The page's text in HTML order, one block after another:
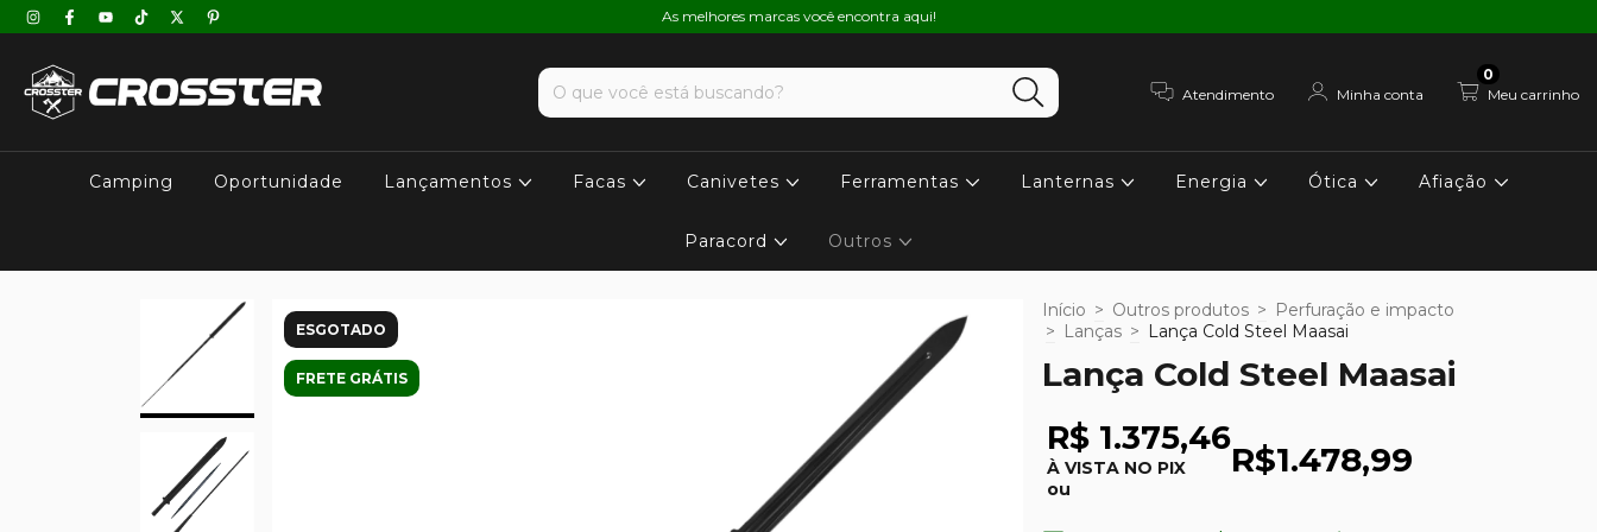
As melhores marcas você encontra aqui!
Atendimento Minha conta Meu carrinho
0
Camping Oportunidade Lançamentos Facas Canivetes Ferramentas Lanternas Energia Ótica Afiação
Paracord Outros
ESGOTADO
FRETE GRÁTIS
Início > Outros produtos > Perfuração e impacto
> Lanças > Lança Cold Steel Maasai
Lança Cold Steel Maasai
R$ 1.375,46
À VISTA NO PIX
ou
R$1.478,99